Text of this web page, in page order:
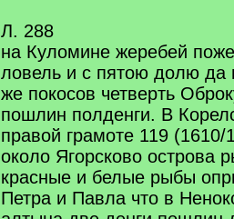
Л. 288
на Куломине жеребей
ловель и с пятою долю да
же покосов четверть
пошлин полденги. В
правой грамоте 119 (1610/
около Ягорсково острова
красные и белые рыбы
Петра и Павла что в